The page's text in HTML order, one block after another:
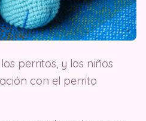
perritos, y los niños
con el perrito